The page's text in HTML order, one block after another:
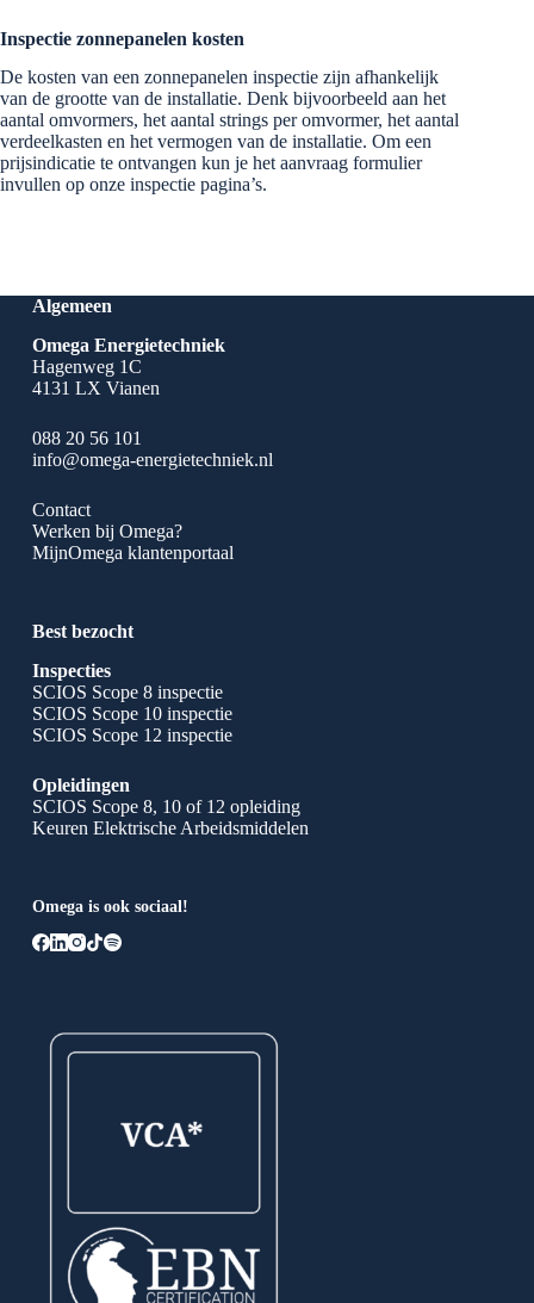
Inspectie zonnepanelen kosten
De kosten van een zonnepanelen inspectie zijn afhankelijk
van de grootte van de installatie. Denk bijvoorbeeld aan het
aantal omvormers, het aantal strings per omvormer, het aantal
verdeelkasten en het vermogen van de installatie. Om een
prijsindicatie te ontvangen kun je het aanvraag formulier
invullen op onze inspectie pagina’s.
Algemeen
Omega Energietechniek
Hagenweg 1C
4131 LX Vianen
088 20 56 101
info@omega-energietechniek.nl
Contact
Werken bij Omega?
MijnOmega klantenportaal
Best bezocht
Inspecties
SCIOS Scope 8 inspectie
SCIOS Scope 10 inspectie
SCIOS Scope 12 inspectie
Opleidingen
SCIOS Scope 8, 10 of 12 opleiding
Keuren Elektrische Arbeidsmiddelen
Omega is ook sociaal!